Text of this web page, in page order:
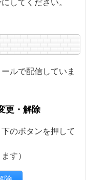
してください。
ルで配信していま
更・解除
のボタンを押して
す）